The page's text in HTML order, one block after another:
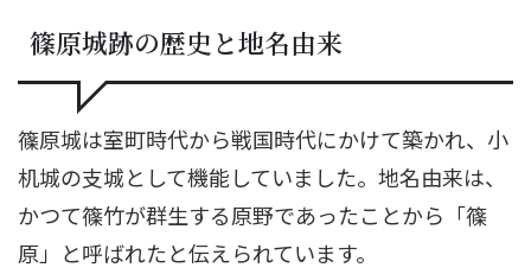
篠原城跡の歴史と地名由来
篠原城は室町時代から戦国時代にかけて築かれ、小
机城の支城として機能していました。地名由来は、
かつて篠竹が群生する原野であったことから「篠
原」と呼ばれたと伝えられています。